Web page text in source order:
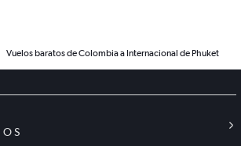
Vuelos baratos de Colombia a Internacional de Phuket